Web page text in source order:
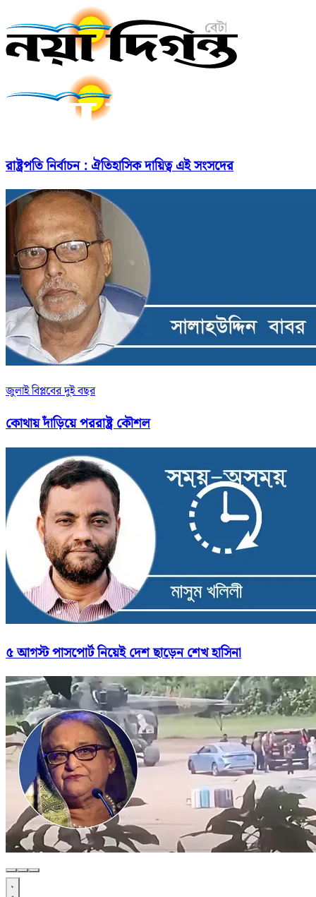
রাষ্ট্রপতি নির্বাচন : ঐতিহাসিক দায়িত্ব এই সংসদের
জুলাই বিপ্লবের দুই বছর
কোথায় দাঁড়িয়ে পররাষ্ট্র কৌশল
৫ আগস্ট পাসপোর্ট নিয়েই দেশ ছাড়েন শেখ হাসিনা